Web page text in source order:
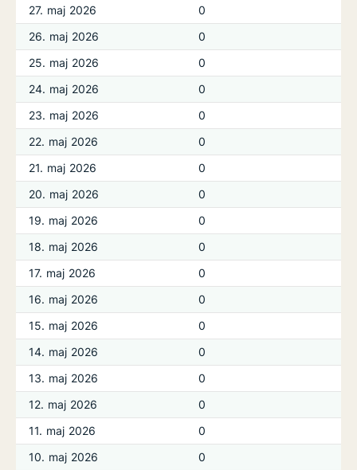
27. maj 2026
0
26. maj 2026
0
25. maj 2026
0
24. maj 2026
0
23. maj 2026
0
22. maj 2026
0
21. maj 2026
0
20. maj 2026
0
19. maj 2026
0
18. maj 2026
0
17. maj 2026
0
16. maj 2026
0
15. maj 2026
0
14. maj 2026
0
13. maj 2026
0
12. maj 2026
0
11. maj 2026
0
10. maj 2026
0